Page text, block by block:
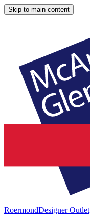
Skip to main content
RoermondDesigner Outlet